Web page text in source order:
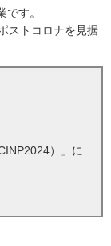
です。
ストコロナを見据
）」に